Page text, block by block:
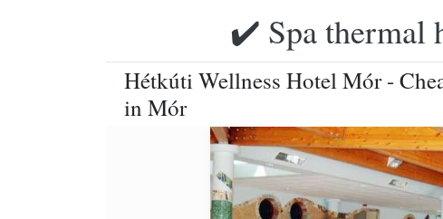
✔️ Spa thermal
Hétkúti Wellness Hotel Mór -
in Mór